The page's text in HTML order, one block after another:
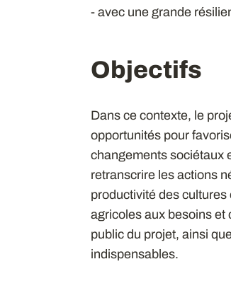
- avec une grande
Objectifs
Dans ce contexte, le
opportunités pour
changements sociétaux
retranscrire les actions
productivité des cultures
agricoles aux besoins et
public du projet, ainsi
indispensables.